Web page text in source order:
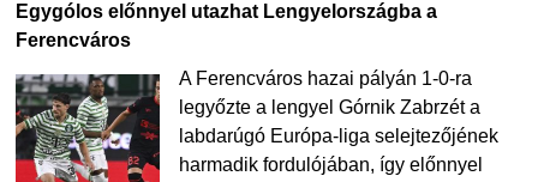
Egygólos előnnyel utazhat Lengyelországba a
Ferencváros
A Ferencváros hazai pályán 1-0-ra
legyőzte a lengyel Górnik Zabrzét a
labdarúgó Európa-liga selejtezőjének
harmadik fordulójában, így előnnyel